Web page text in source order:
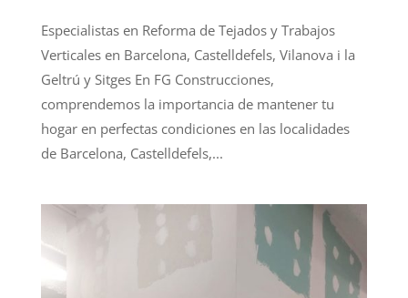
Especialistas en Reforma de Tejados y Trabajos
Verticales en Barcelona, Castelldefels, Vilanova i la
Geltrú y Sitges En FG Construcciones,
comprendemos la importancia de mantener tu
hogar en perfectas condiciones en las localidades
de Barcelona, Castelldefels,...